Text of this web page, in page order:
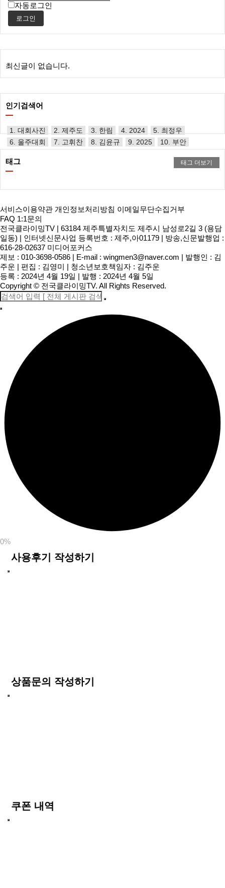
자동로그인
로그인
최신글이 없습니다.
인기검색어
1. 대회사진 2. 제주도 3. 한림 4. 2024
5. 최정우
6. 울주대회
7. 고휘찬 8. 김윤규 9. 2025 10. 부안
태그 태그 더보기
서비스이용약관 개인정보처리방침 이메일무단수집거부
FAQ 1:1문의
전국클라이밍TV | 63184 제주특별자치도 제주시 남성로2길 3 (용담
일동) | 인터넷신문사업 등록번호 : 제주,아01179 | 방송,신문발행업 :
616-28-02637 미디어포커스
제보 : 010-3698-0586 | E-mail : wingmen3@naver.com | 발행인 : 김
주운 | 편집 : 김영미 | 청소년보호책임자 : 김주운
등록 : 2024년 4월 19일 | 발행 : 2024년 4월 5일
Copyright © 전국클라이밍TV. All Rights Reserved.
0%
사용후기 작성하기
상품문의 작성하기
쿠폰 내역